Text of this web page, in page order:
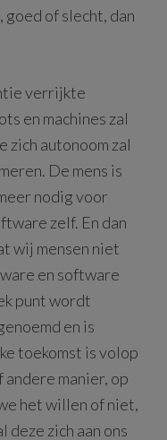
of slecht, dan
verrijkte
en machines zal
autonoom zal
De mens is
nodig voor
zelf. En dan
wij mensen niet
en software
punt wordt
en is
toekomst is volop
manier, op
het willen of niet,
deze zich aan ons